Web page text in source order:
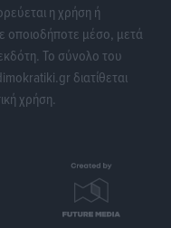
η χρήση ή
οποιοδήποτε μέσο, μετά
Το σύνολο του
διατίθεται
χρήση.